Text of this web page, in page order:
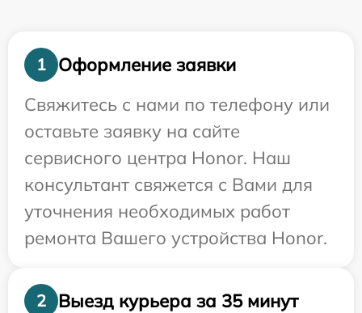
1
Оформление заявки
Свяжитесь с нами по телефону или
оставьте заявку на сайте
сервисного центра Honor. Наш
консультант свяжется с Вами для
уточнения необходимых работ
ремонта Вашего устройства Honor.
2
Выезд курьера за 35 минут